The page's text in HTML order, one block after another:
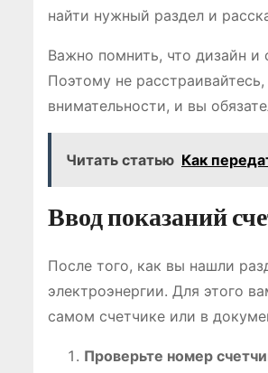
найти нужный раздел и
Важно помнить, что дизайн и
Поэтому не
внимательности, и вы
Читать статью Как
Ввод показаний
После того, как вы нашли
электроэнергии. Для этого
самом счетчике или в
Проверьте номер